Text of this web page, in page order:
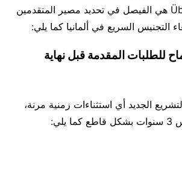
Übergangsregelung هي الفيصل في تحديد مصير المتقدمين
التجنيس السريع في ألمانيا كما يلي:
للطلبات المقدمة قبل نهاية
الجديد أي استثناءات زمنية مرنة،